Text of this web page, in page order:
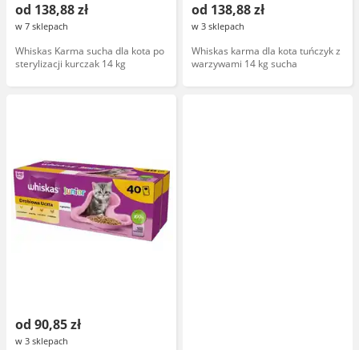
od 138,88 zł
w 7 sklepach
Whiskas Karma sucha dla kota po
sterylizacji kurczak 14 kg
od 138,88 zł
w 3 sklepach
Whiskas karma dla kota tuńczyk z
warzywami 14 kg sucha
od 90,85 zł
w 3 sklepach